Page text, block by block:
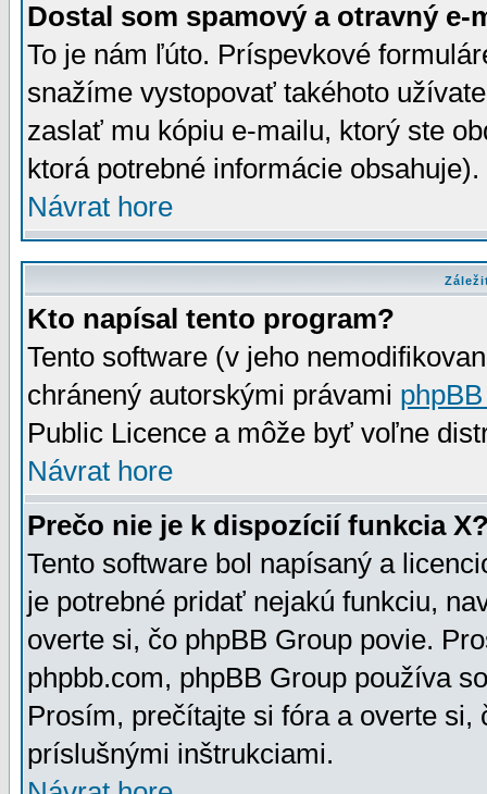
Dostal som spamový a otravný e-
To je nám ľúto. Príspevkové
snažíme vystopovať takéhoto
zaslať mu kópiu e-mailu, ktorý ste
ktorá potrebné informácie
Návrat hore
Kto napísal tento program?
Tento software (v jeho
chránený autorskými právami
Public Licence a môže byť voľne
Návrat hore
Prečo nie je k dispozícií funkcia
Tento software bol napísaný a
je potrebné pridať nejakú funkciu,
overte si, čo phpBB Group povie.
phpbb.com, phpBB Group používa
Prosím, prečítajte si fóra a overte
príslušnými inštrukciami.